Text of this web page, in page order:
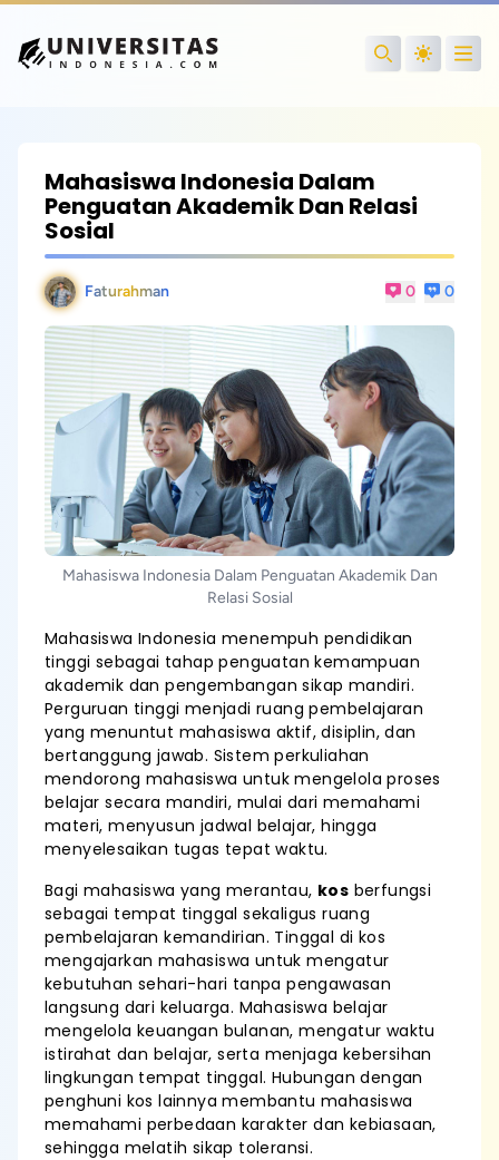
Search
Mahasiswa Indonesia Dalam
Penguatan Akademik Dan Relasi
Sosial
Faturahman 0 0
Mahasiswa Indonesia Dalam Penguatan Akademik Dan
Relasi Sosial
Mahasiswa Indonesia menempuh pendidikan
tinggi sebagai tahap penguatan kemampuan
akademik dan pengembangan sikap mandiri.
Perguruan tinggi menjadi ruang pembelajaran
yang menuntut mahasiswa aktif, disiplin, dan
bertanggung jawab. Sistem perkuliahan
mendorong mahasiswa untuk mengelola proses
belajar secara mandiri, mulai dari memahami
materi, menyusun jadwal belajar, hingga
menyelesaikan tugas tepat waktu.
Bagi mahasiswa yang merantau, kos berfungsi
sebagai tempat tinggal sekaligus ruang
pembelajaran kemandirian. Tinggal di kos
mengajarkan mahasiswa untuk mengatur
kebutuhan sehari-hari tanpa pengawasan
langsung dari keluarga. Mahasiswa belajar
mengelola keuangan bulanan, mengatur waktu
istirahat dan belajar, serta menjaga kebersihan
lingkungan tempat tinggal. Hubungan dengan
penghuni kos lainnya membantu mahasiswa
memahami perbedaan karakter dan kebiasaan,
sehingga melatih sikap toleransi.